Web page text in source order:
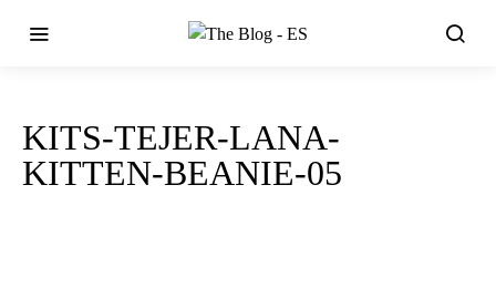
KITS-TEJER-LANA-
KITTEN-BEANIE-05